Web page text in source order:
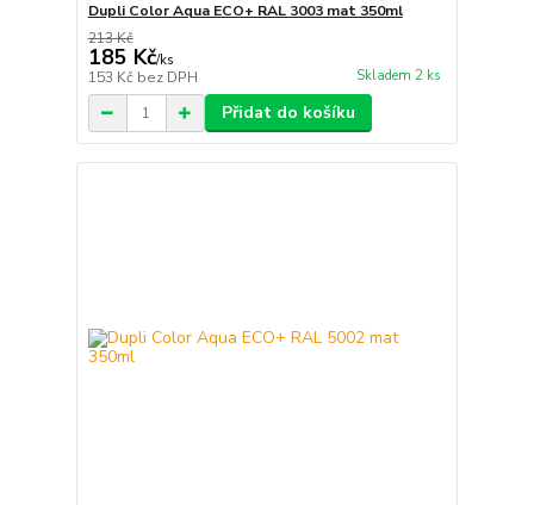
Dupli Color Aqua ECO+ RAL 3003 mat 350ml
213 Kč
185 Kč/ks
153 Kč bez DPH Skladem 2 ks
Přidat do košíku